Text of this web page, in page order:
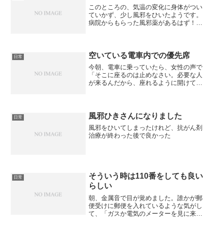
このところの、気温の変化に身体がつい
ていかず、少し風邪をひいたようです。
病院からもらった風邪薬があるはず！と
一棹分。三分の一くらい見...
日常 空いている電車内での優先席
今朝、電車に乗っていたら、女性の声で
「そこに座るのは止めなさい。必要な人
が来るんだから、座れるように開けてお
の向かい側に座っていた女...
日常 風邪ひきさんになりました
風邪をひいてしまったけれど、抗がん剤
治療が終わった後で良かった
日常
そういう時は110番をしても良い
らしい
朝、金属音で目が覚めました。誰かが郵
便受けに郵便を入れているような気がし
て、「ガスか電気のメーターを見に来て